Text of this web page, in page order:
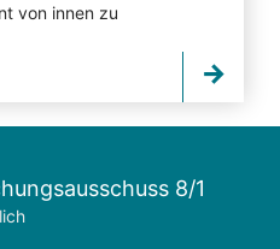
von innen zu
8/1